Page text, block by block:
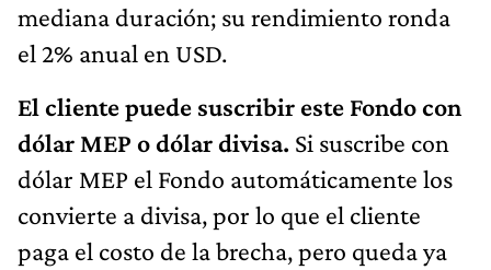
mediana duración; su rendimiento ronda
el 2% anual en USD.
El cliente puede suscribir este Fondo con
dólar MEP o dólar divisa. Si suscribe con
dólar MEP el Fondo automáticamente los
convierte a divisa, por lo que el cliente
paga el costo de la brecha, pero queda ya